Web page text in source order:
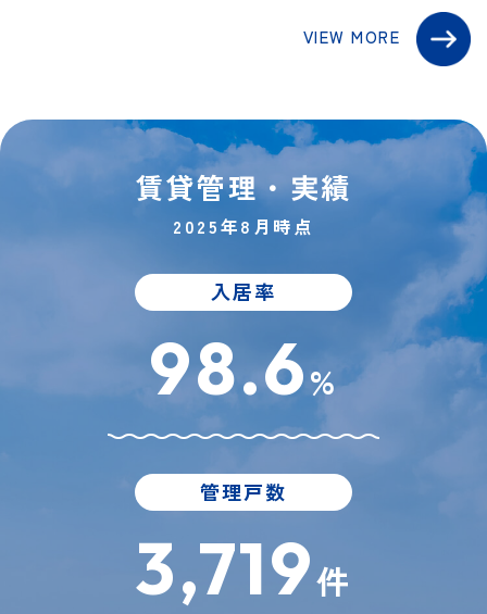
VIEW MORE
賃貸管理・実績
2025年8月時点
入居率
98.6%
管理戸数
3,719件